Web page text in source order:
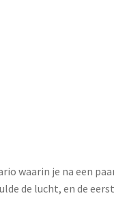
waarin je na een
de lucht, en de